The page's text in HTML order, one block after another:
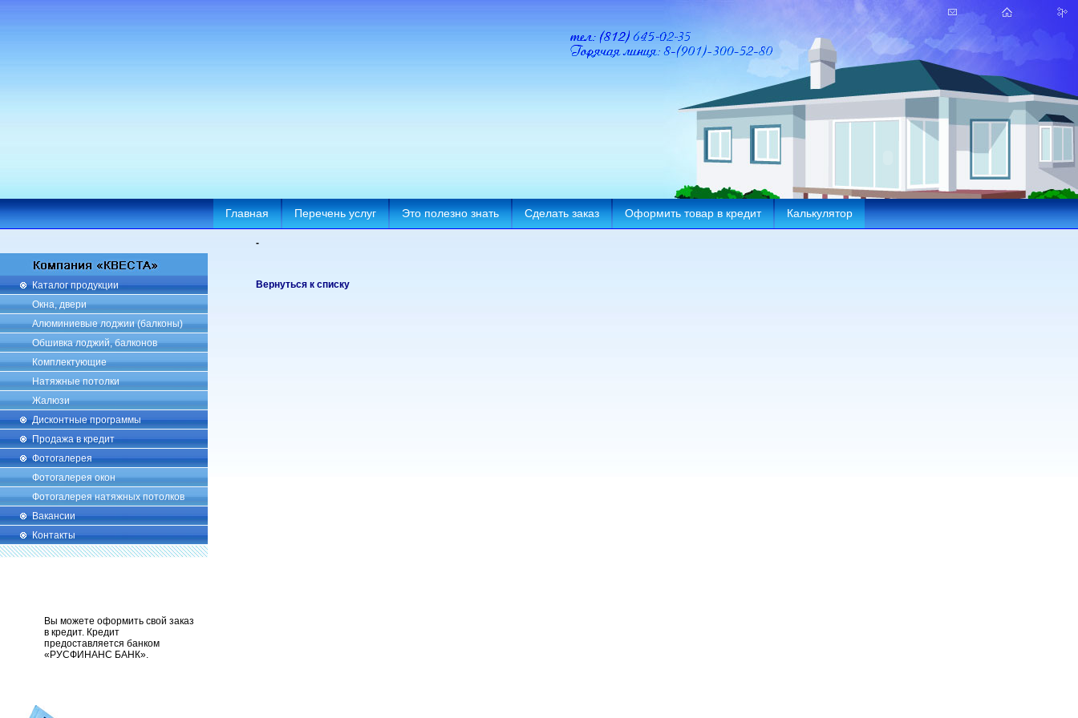
Главная Перечень услуг Это полезно знать Сделать заказ Оформить товар в кредит Калькулятор
Каталог продукции
Окна, двери
Алюминиевые лоджии (балконы)
Обшивка лоджий, балконов
Комплектующие
Натяжные потолки
Жалюзи
Дисконтные программы
Продажа в кредит
Фотогалерея
Фотогалерея окон
Фотогалерея натяжных потолков
Вакансии
Контакты
Вы можете оформить свой заказ
в кредит. Кредит
предоставляется банком
«РУСФИНАНС БАНК».
-
Вернуться к списку